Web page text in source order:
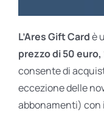
L’Ares Gift Cardè
prezzo di 50
consente di
eccezione delle
abbonamenti) con